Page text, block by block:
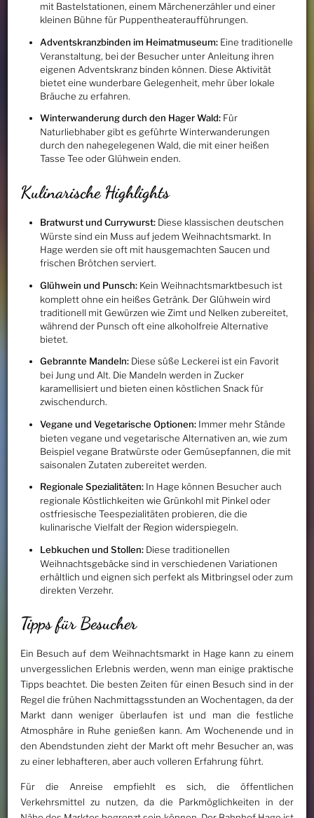
mit Bastelstationen, einem Märchenerzähler und einer
kleinen Bühne für Puppentheateraufführungen.
Adventskranzbinden im Heimatmuseum:Eine traditionelle
Veranstaltung, bei der Besucher unter Anleitung ihren
eigenen Adventskranz binden können. Diese Aktivität
bietet eine wunderbare Gelegenheit, mehr über lokale
Bräuche zu erfahren.
Winterwanderung durch den Hager Wald:Für
Naturliebhaber gibt es geführte Winterwanderungen
durch den nahegelegenen Wald, die mit einer heißen
Tasse Tee oder Glühwein enden.
Kulinarische Highlights
Bratwurst und Currywurst:Diese klassischen deutschen
Würste sind ein Muss auf jedem Weihnachtsmarkt. In
Hage werden sie oft mit hausgemachten Saucen und
frischen Brötchen serviert.
Glühwein und Punsch:Kein Weihnachtsmarktbesuch ist
komplett ohne ein heißes Getränk. Der Glühwein wird
traditionell mit Gewürzen wie Zimt und Nelken zubereitet,
während der Punsch oft eine alkoholfreie Alternative
bietet.
Gebrannte Mandeln:Diese süße Leckerei ist ein Favorit
bei Jung und Alt. Die Mandeln werden in Zucker
karamellisiert und bieten einen köstlichen Snack für
zwischendurch.
Vegane und Vegetarische Optionen:Immer mehr Stände
bieten vegane und vegetarische Alternativen an, wie zum
Beispiel vegane Bratwürste oder Gemüsepfannen, die mit
saisonalen Zutaten zubereitet werden.
Regionale Spezialitäten:In Hage können Besucher auch
regionale Köstlichkeiten wie Grünkohl mit Pinkel oder
ostfriesische Teespezialitäten probieren, die die
kulinarische Vielfalt der Region widerspiegeln.
Lebkuchen und Stollen:Diese traditionellen
Weihnachtsgebäcke sind in verschiedenen Variationen
erhältlich und eignen sich perfekt als Mitbringsel oder zum
direkten Verzehr.
Tipps für Besucher
Ein Besuch auf dem Weihnachtsmarkt in Hage kann zu einem
unvergesslichen Erlebnis werden, wenn man einige praktische
Tipps beachtet. Die besten Zeiten für einen Besuch sind in der
Regel die frühen Nachmittagsstunden an Wochentagen, da der
Markt dann weniger überlaufen ist und man die festliche
Atmosphäre in Ruhe genießen kann. Am Wochenende und in
den Abendstunden zieht der Markt oft mehr Besucher an, was
zu einer lebhafteren, aber auch volleren Erfahrung führt.
Für die Anreise empfiehlt es sich, die öffentlichen
Verkehrsmittel zu nutzen, da die Parkmöglichkeiten in der